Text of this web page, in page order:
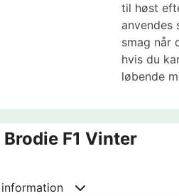
til høst
anvendes
smag når
hvis du
løbende
F1 Vinter